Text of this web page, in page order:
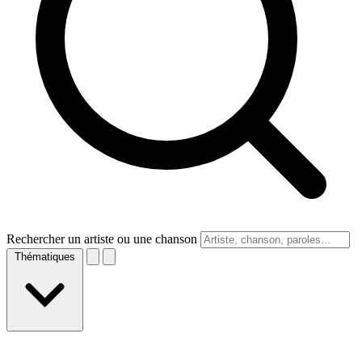
Rechercher un artiste ou une chanson
Thématiques